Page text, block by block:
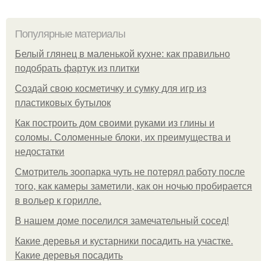
Популярные материалы
Белый глянец в маленькой кухне: как правильно
подобрать фартук из плитки
Создай свою косметичку и сумку для игр из
пластиковых бутылок
Как построить дом своими руками из глины и
соломы. Соломенные блоки, их преимущества и
недостатки
Смотритель зоопарка чуть не потерял работу после
того, как камеры заметили, как он ночью пробирается
в вольер к горилле.
В нашем доме поселился замечательный сосед!
Какие деревья и кустарники посадить на участке.
Какие деревья посадить